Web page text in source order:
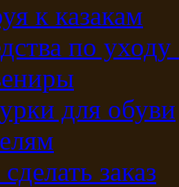
к казакам
по
для обуви
заказ